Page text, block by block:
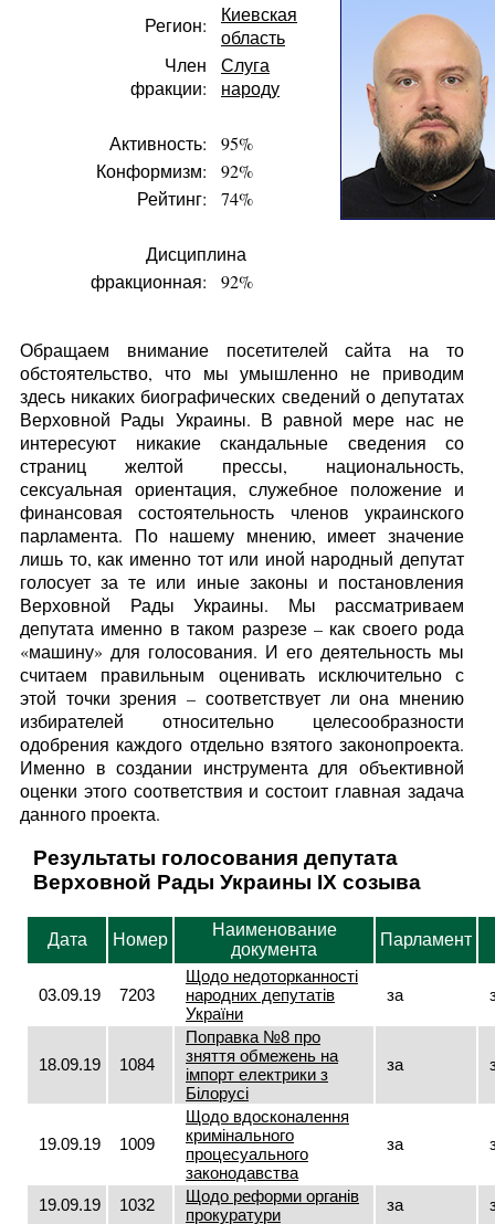
Регион:
Киевская
область
Член
фракции:
Слуга
народу
Активность:
95%
Конформизм:
92%
Рейтинг:
74%
Дисциплина
фракционная:
92%
Обращаем внимание посетителей сайта на то
обстоятельство, что мы умышленно не приводим
здесь никаких биографических сведений о депутатах
Верховной Рады Украины. В равной мере нас не
интересуют никакие скандальные сведения со
страниц желтой прессы, национальность,
сексуальная ориентация, служебное положение и
финансовая состоятельность членов украинского
парламента. По нашему мнению, имеет значение
лишь то, как именно тот или иной народный депутат
голосует за те или иные законы и постановления
Верховной Рады Украины. Мы рассматриваем
депутата именно в таком разрезе – как своего рода
«машину» для голосования. И его деятельность мы
считаем правильным оценивать исключительно с
этой точки зрения – соответствует ли она мнению
избирателей относительно целесообразности
одобрения каждого отдельно взятого законопроекта.
Именно в создании инструмента для объективной
оценки этого соответствия и состоит главная задача
данного проекта.
Результаты голосования депутата
Верховной Рады Украины IX созыва
Дата Номер
Наименование
документа
Парламент
03.09.19 7203
Щодо недоторканності
народних депутатів
України
за
18.09.19 1084
Поправка №8 про
зняття обмежень на
імпорт електрики з
Білорусі
за
19.09.19 1009
Щодо вдосконалення
кримінального
процесуального
законодавства
за
19.09.19 1032
Щодо реформи органів
прокуратури
за